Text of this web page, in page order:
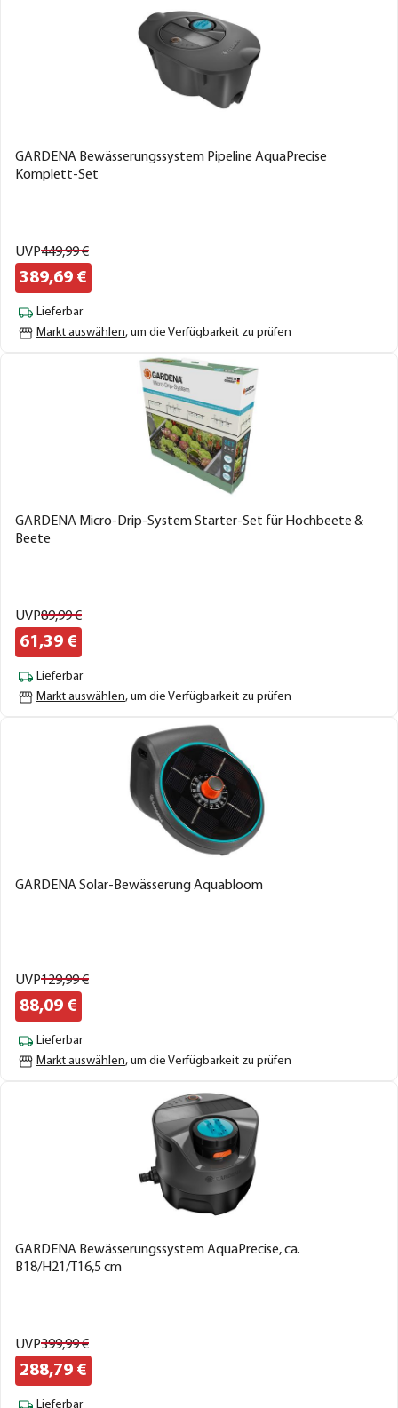
GARDENA Bewässerungssystem Pipeline AquaPrecise
Komplett-Set
UVP449,99€
389,69 €
Lieferbar
Markt auswählen, um die Verfügbarkeit zu prüfen
GARDENA Micro-Drip-System Starter-Set für Hochbeete &
Beete
UVP89,99€
61,39 €
Lieferbar
Markt auswählen, um die Verfügbarkeit zu prüfen
GARDENA Solar-Bewässerung Aquabloom
UVP129,99€
88,09 €
Lieferbar
Markt auswählen, um die Verfügbarkeit zu prüfen
GARDENA Bewässerungssystem AquaPrecise, ca.
B18/H21/T16,5 cm
UVP399,99€
288,79 €
Lieferbar